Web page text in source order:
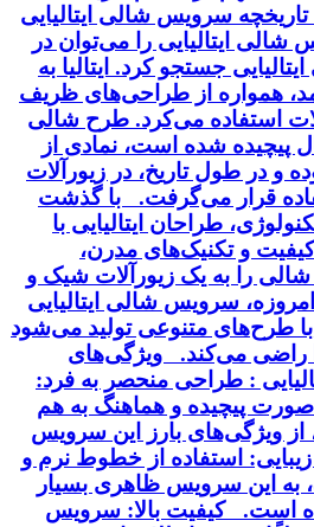
سرویس شالی ایتالیایی
ایتالیایی را می‌توان در
جستجو کرد. ایتالیا به
همواره از طراحی‌های ظریف
استفاده می‌کرد. طرح شالی
پیچیده شده است، نمادی از
و در طول تاریخ، در زیورآلات
قرار می‌گرفت. با گذشت
طراحان ایتالیایی با
و تکنیک‌های مدرن،
را به یک زیورآلات شیک و
سرویس شالی ایتالیایی
با طرح‌های متنوعی تولید می‌شود
راضی می‌کند. ویژگی‌های
: طراحی منحصر به فرد:
پیچیده و هماهنگ به هم
ویژگی‌های بارز این سرویس
استفاده از خطوط نرم و
این سرویس ظاهری بسیار
است. کیفیت بالا: سرویس